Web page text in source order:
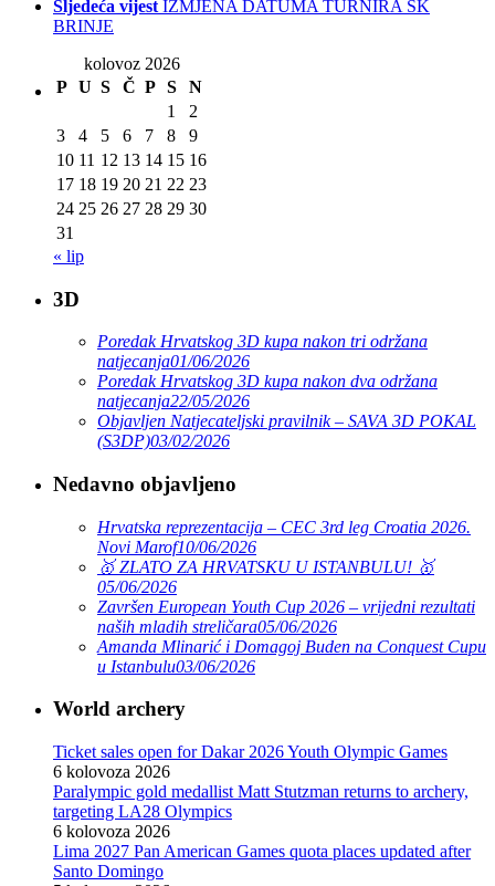
Sljedeća vijest IZMJENA DATUMA TURNIRA SK
BRINJE
kolovoz 2026
P U S Č P S
N
1
2
3
4 5 6 7 8
9
10 11 12 13 14 15 16
17 18 19 20 21 22 23
24 25 26 27 28 29 30
31
« lip
3D
Poredak Hrvatskog 3D kupa nakon tri održana
natjecanja01/06/2026
Poredak Hrvatskog 3D kupa nakon dva održana
natjecanja22/05/2026
Objavljen Natjecateljski pravilnik – SAVA 3D POKAL
(S3DP)03/02/2026
Nedavno objavljeno
Hrvatska reprezentacija – CEC 3rd leg Croatia 2026.
Novi Marof10/06/2026
🥇 ZLATO ZA HRVATSKU U ISTANBULU! 🥇
05/06/2026
Završen European Youth Cup 2026 – vrijedni rezultati
naših mladih streličara05/06/2026
Amanda Mlinarić i Domagoj Buden na Conquest Cupu
u Istanbulu03/06/2026
World archery
Ticket sales open for Dakar 2026 Youth Olympic Games
6 kolovoza 2026
Paralympic gold medallist Matt Stutzman returns to archery,
targeting LA28 Olympics
6 kolovoza 2026
Lima 2027 Pan American Games quota places updated after
Santo Domingo